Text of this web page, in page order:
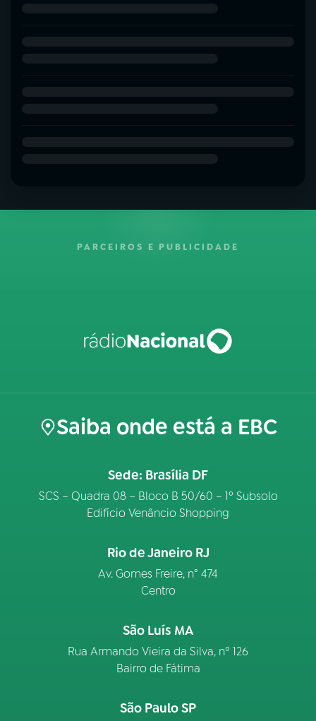
PARCEIROS E PUBLICIDADE
Saiba onde está a EBC
Sede: Brasília DF
SCS – Quadra 08 – Bloco B 50/60 – 1º Subsolo
Edifício Venâncio Shopping
Rio de Janeiro RJ
Av. Gomes Freire, n° 474
Centro
São Luís MA
Rua Armando Vieira da Silva, nº 126
Bairro de Fátima
São Paulo SP